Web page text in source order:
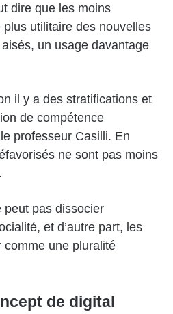
dire que les moins
utilitaire des nouvelles
un usage davantage
il y a des stratifications et
de compétence
professeur Casilli. En
ne sont pas moins
peut pas dissocier
et d’autre part, les
une pluralité
de digital